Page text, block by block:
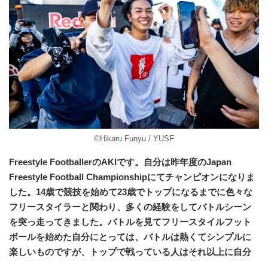
©Hikaru Funyu / YUSF
Freestyle FootballerのAKIです。自分は昨年度のJapan
Freestyle Football Championshipにてチャンピオンになりま
した。14歳で競技を始めて23歳でトップになるまでに色々な
フリースタイラーと関わり、多くの経験をしてバトルシーン
を突っ走ってきました。バトルを見てフリースタイルフット
ボールを始めた自分にとっては、バトルは熱くてシンプルに
楽しいものですが、トップで戦っている人はそれ以上に自分